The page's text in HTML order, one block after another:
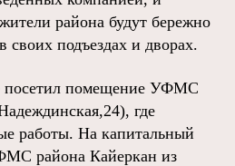
района будут бережно
своих подъездах и дворах.
посетил помещение УФМС
где
работы. На капитальный
района Кайеркан из